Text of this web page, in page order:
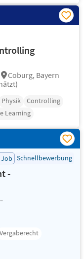
Coburg, Bayern
Physik
Controlling
Learning
Schnellbewerbung
-
Vergaberecht